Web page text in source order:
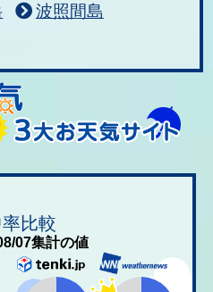
波照間島
比較
07集計の値